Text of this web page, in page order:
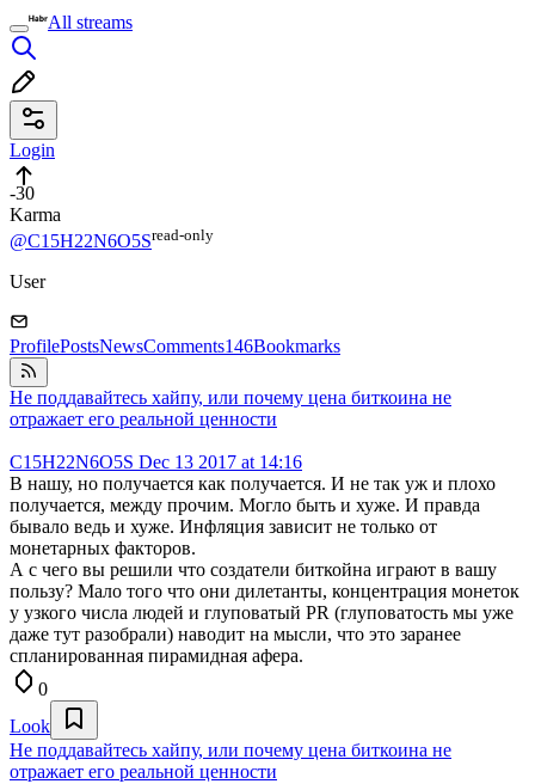
All streams
Login
-30
Karma
@C15H22N6O5Sread⁠-⁠only
User
ProfilePostsNewsComments146Bookmarks
Не поддавайтесь хайпу, или почему цена биткоина не
отражает его реальной ценности
C15H22N6O5S Dec 13 2017 at 14:16
В нашу, но получается как получается. И не так уж и плохо
получается, между прочим. Могло быть и хуже. И правда
бывало ведь и хуже. Инфляция зависит не только от
монетарных факторов.
А с чего вы решили что создатели биткойна играют в вашу
пользу? Мало того что они дилетанты, концентрация монеток
у узкого числа людей и глуповатый PR (глуповатость мы уже
даже тут разобрали) наводит на мысли, что это заранее
спланированная пирамидная афера.
0
Look
Не поддавайтесь хайпу, или почему цена биткоина не
отражает его реальной ценности